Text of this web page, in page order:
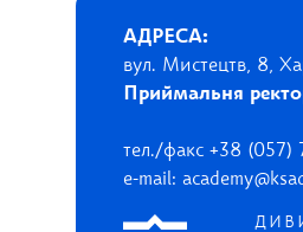
АДРЕСА:
вул. Мистецтв, 8,
Приймальня
тел./факс +38 (057)
e-mail: